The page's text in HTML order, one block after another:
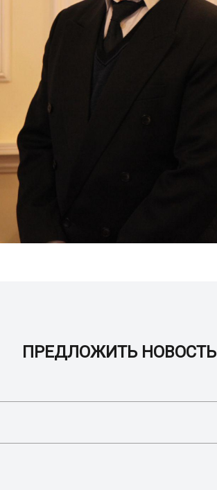
ПРЕДЛОЖИТЬ НОВОСТЬ